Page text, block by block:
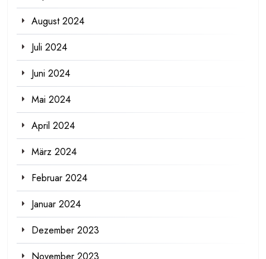
August 2024
Juli 2024
Juni 2024
Mai 2024
April 2024
März 2024
Februar 2024
Januar 2024
Dezember 2023
November 2023